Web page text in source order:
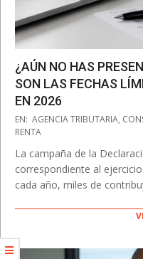
¿AÚN NO HAS
SON LAS FECHAS
EN 2026
2026-
05-
08
EN: AGENCIA TRIBUTARIA,
RENTA
La campaña de la
correspondiente al
cada año, miles de